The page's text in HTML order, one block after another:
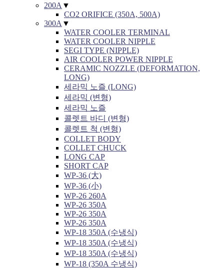
200A ▼
CO2 ORIFICE (350A, 500A)
300A ▼
WATER COOLER TERMINAL
WATER COOLER NIPPLE
SEGI TYPE (NIPPLE)
AIR COOLER POWER NIPPLE
CERAMIC NOZZLE (DEFORMATION,
LONG)
세라믹 노즐 (LONG)
세라믹 (변형)
세라믹 노즐
콜렛트 바디 (변형)
콜렛트 척 (변형)
COLLET BODY
COLLET CHUCK
LONG CAP
SHORT CAP
WP-36 (大)
WP-36 (小)
WP-26 260A
WP-26 350A
WP-26 350A
WP-26 350A
WP-18 350A (수냉식)
WP-18 350A (수냉식)
WP-18 350A (수냉식)
WP-18 (350A 수냉식)